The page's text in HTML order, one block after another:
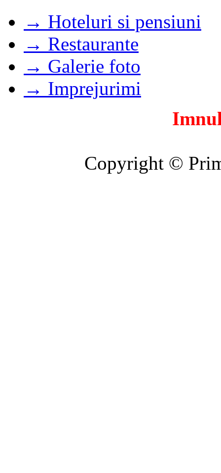
→ Hoteluri si pensiuni
→ Restaurante
→ Galerie foto
→ Imprejurimi
Copyright ©